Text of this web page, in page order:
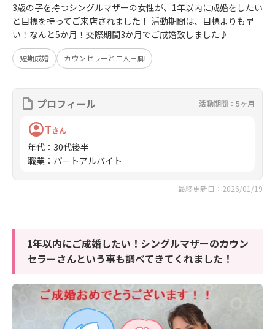
3歳の子を持つシングルマザーの女性が、1年以内に成婚をしたい
と目標を持ってご来店されました！ 活動期間は、目標よりも早
い！なんと5か月！交際期間3か月でご成婚致しました♪
短期成婚 カウンセラーと二人三脚
プロフィール 活動期間：5ヶ月
Tさん
年代 ： 30代後半
職業 ： パートアルバイト
最終更新日：2026/01/19
1年以内にご成婚したい！シングルマザーのカウン
セラーさんという事も調べてきてくれました！